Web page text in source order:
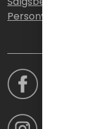
Personvernerklæring